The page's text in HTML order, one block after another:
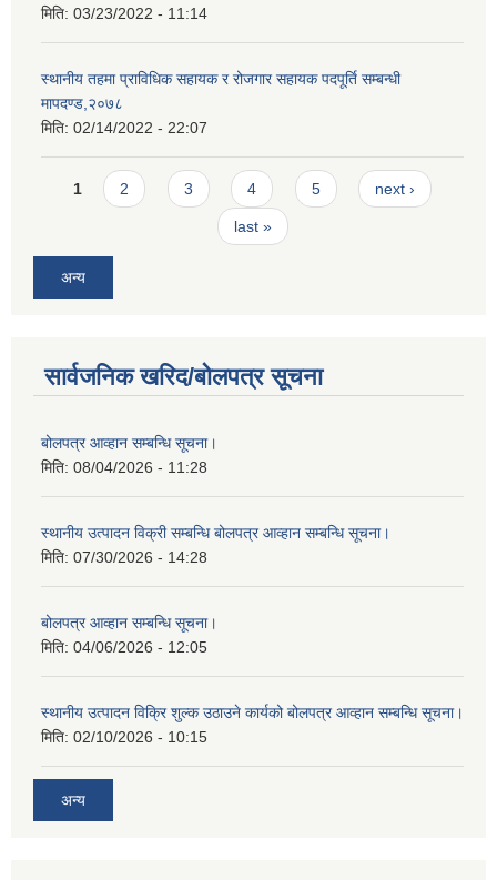
मिति: 03/23/2022 - 11:14
स्थानीय तहमा प्राविधिक सहायक र रोजगार सहायक पदपूर्ति सम्बन्धी
मापदण्ड,२०७८
मिति: 02/14/2022 - 22:07
Pages
1 2 3 4 5 next ›
last »
अन्य
सार्वजनिक खरिद/बोलपत्र सूचना
बोलपत्र आव्हान सम्बन्धि सूचना।
मिति: 08/04/2026 - 11:28
स्थानीय उत्पादन विक्री सम्बन्धि बोलपत्र आव्हान सम्बन्धि सूचना।
मिति: 07/30/2026 - 14:28
बोलपत्र आव्हान सम्बन्धि सूचना।
मिति: 04/06/2026 - 12:05
स्थानीय उत्पादन विक्रि शुल्क उठाउने कार्यको बोलपत्र आव्हान सम्बन्धि सूचना।
मिति: 02/10/2026 - 10:15
अन्य